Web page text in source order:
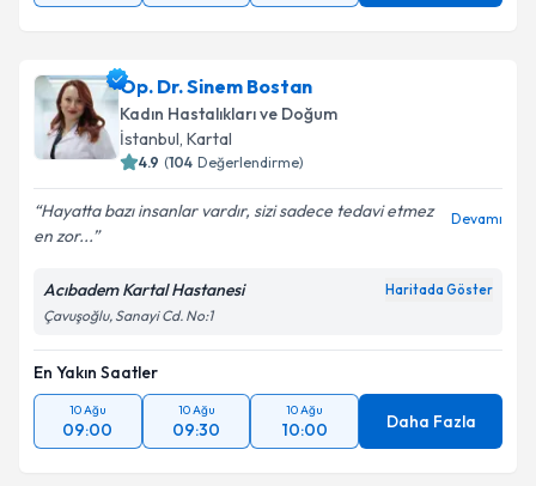
Op. Dr. Sinem Bostan
Kadın Hastalıkları ve Doğum
İstanbul, Kartal
4.9 (104 Değerlendirme)
Hayatta bazı insanlar vardır, sizi sadece tedavi etmez
en zor...
Devamı
Acıbadem Kartal Hastanesi Haritada Göster
Çavuşoğlu, Sanayi Cd. No:1
En Yakın Saatler
10 Ağu
09:00
10 Ağu
09:30
10 Ağu
10:00 Daha Fazla